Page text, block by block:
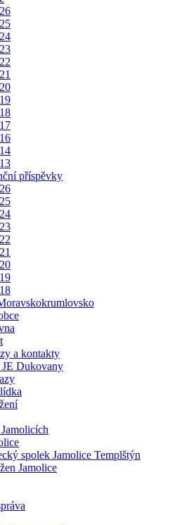
příspěvky
a kontakty
Dukovany
spolek Jamolice Templštýn
Jamolice